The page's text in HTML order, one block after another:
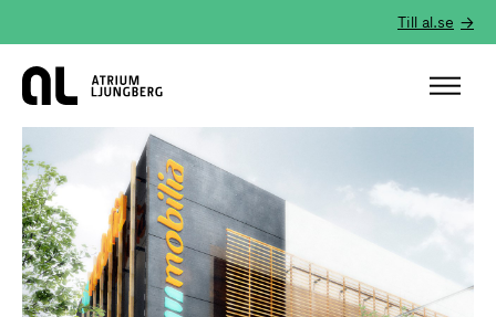
Till al.se
Hem